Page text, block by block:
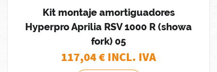
Kit montaje amortiguadores
Hyperpro Aprilia RSV 1000 R (showa
fork) 05
117,04€ INCL. IVA